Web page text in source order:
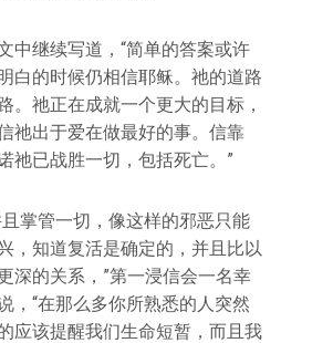
中继续写道，“简单的答案或许
白的时候仍相信耶稣。祂的道路
。祂正在成就一个更大的目标，
祂出于爱在做最好的事。信靠
祂已战胜一切，包括死亡。”
掌管一切，像这样的邪恶只能
，知道复活是确定的，并且比以
深的关系，”第一浸信会一名幸
，“在那么多你所熟悉的人突然
应该提醒我们生命短暂，而且我